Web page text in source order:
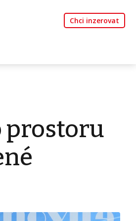
Chci inzerovat
prostoru